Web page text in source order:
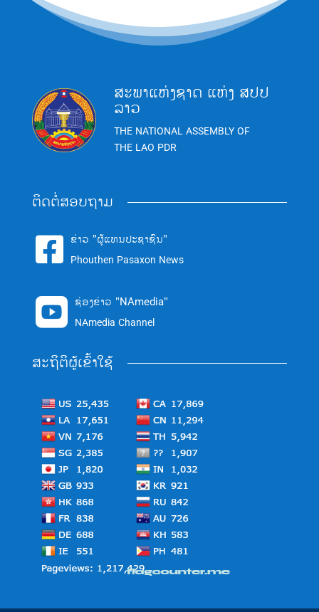
ສະພາແຫ່ງຊາດ ແຫ່ງ ສປປ
ລາວ
THE NATIONAL ASSEMBLY OF
THE LAO PDR
ຕິດຕໍ່ສອບຖາມ
 ຂ່າວ "ຜູ້ແທນປະຊາຊົນ"
Phouthen Pasaxon News
 ຊ່ອງຂ່າວ "NAmedia"
NAmedia Channel
ສະຖິຕິຜູ້ເຂົ້າໃຊ້